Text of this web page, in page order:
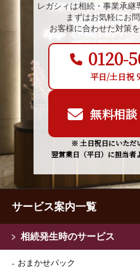
レガシィは相続・事業承継
まずはお気軽にお
お客様に合わせた対策
0120-
平日/土日祝
無料相
※ 土日祝日にいただ
翌営業日（平日）に担当者
サービス案内一覧
相続発生時のサービス
おまかせパック